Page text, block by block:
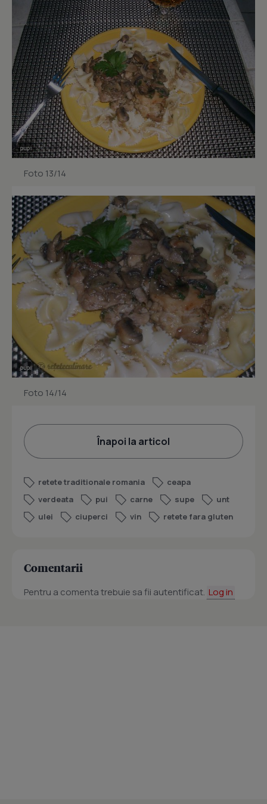
Foto 13/14
Foto 14/14
Înapoi la articol
retete traditionale romania
ceapa
verdeata
pui carne supe
unt
ulei
ciuperci vin retete fara gluten
Comentarii
Pentru a comenta trebuie sa fii autentificat. Log in